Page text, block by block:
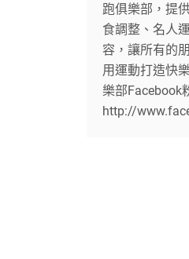
跑俱樂部，提
食調整、名人
容，讓所有的
用運動打造快
樂部Facebook
http://